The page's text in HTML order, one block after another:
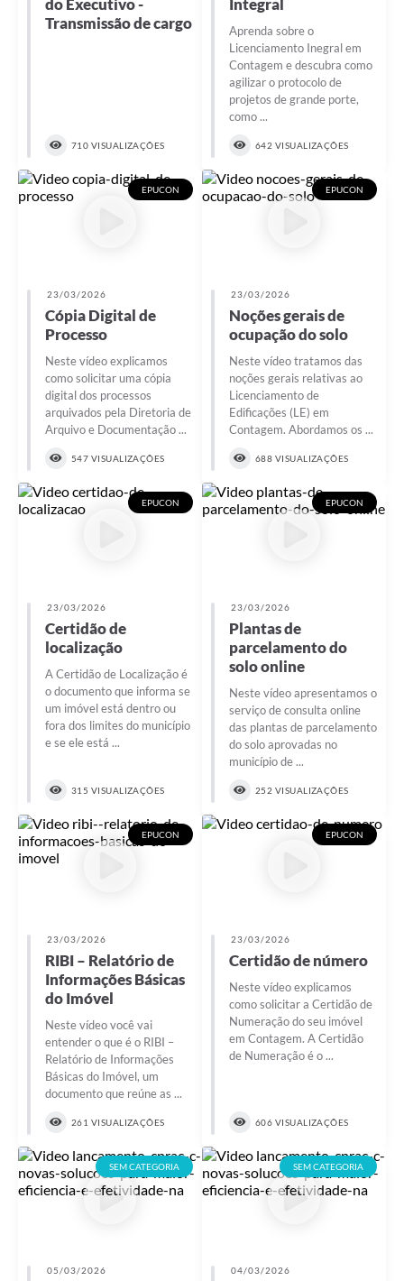
do Executivo -
Transmissão de cargo
710 VISUALIZAÇÕES
Integral
Aprenda sobre o
Licenciamento Inegral em
Contagem e descubra como
agilizar o protocolo de
projetos de grande porte,
como ...
642 VISUALIZAÇÕES
EPUCON
23/03/2026
Cópia Digital de
Processo
Neste vídeo explicamos
como solicitar uma cópia
digital dos processos
arquivados pela Diretoria de
Arquivo e Documentação ...
547 VISUALIZAÇÕES
EPUCON
23/03/2026
Noções gerais de
ocupação do solo
Neste vídeo tratamos das
noções gerais relativas ao
Licenciamento de
Edificações (LE) em
Contagem. Abordamos os ...
688 VISUALIZAÇÕES
EPUCON
23/03/2026
Certidão de
localização
A Certidão de Localização é
o documento que informa se
um imóvel está dentro ou
fora dos limites do município
e se ele está ...
315 VISUALIZAÇÕES
EPUCON
23/03/2026
Plantas de
parcelamento do
solo online
Neste vídeo apresentamos o
serviço de consulta online
das plantas de parcelamento
do solo aprovadas no
município de ...
252 VISUALIZAÇÕES
EPUCON
23/03/2026
RIBI – Relatório de
Informações Básicas
do Imóvel
Neste vídeo você vai
entender o que é o RIBI –
Relatório de Informações
Básicas do Imóvel, um
documento que reúne as ...
261 VISUALIZAÇÕES
EPUCON
23/03/2026
Certidão de número
Neste vídeo explicamos
como solicitar a Certidão de
Numeração do seu imóvel
em Contagem. A Certidão
de Numeração é o ...
606 VISUALIZAÇÕES
SEM CATEGORIA
05/03/2026
SEM CATEGORIA
04/03/2026